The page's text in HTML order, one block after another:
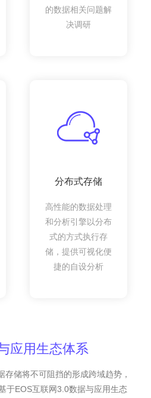
的数据相关问题解
决调研
分布式存储
高性能的数据处理
和分析引擎以分布
式的方式执行存
储，提供可视化便
捷的自设分析
应用生态体系
存储将不可阻挡的形成跨域趋势，
于EOS互联网3.0数据与应用生态